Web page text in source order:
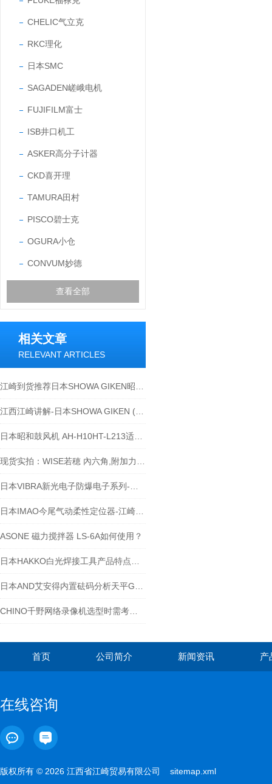
CHELIC气立克
RKC理化
日本SMC
SAGADEN嵯峨电机
FUJIFILM富士
ISB井口机工
ASKER高分子计器
CKD喜开理
TAMURA田村
PISCO碧士克
OGURA小仓
CONVUM妙德
查看全部
相关文章
RELEVANT ARTICLES
ASONE 磁力搅拌器 LS-6A如何使用？
首页 公司简介 新闻资讯 产
在线咨询
版权所有 © 2026 江西省江崎贸易有限公司 sitemap.xml